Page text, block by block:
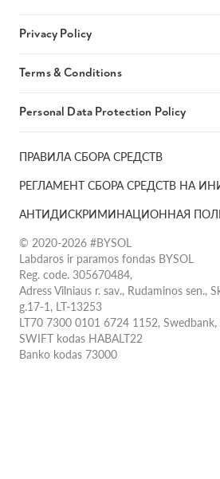
ПРАВИЛА СБОРА СРЕДСТВ
РЕГЛАМЕНТ СБОРА СРЕДСТВ НА
АНТИДИСКРИМИНАЦИОННАЯ
© 2020-2026 #BYSOL
Labdaros ir paramos fondas BYSOL
Reg. code. 305670484,
Adress Vilniaus r. sav., Rudaminos sen.,
g.17-1, LT-13253
LT70 7300 0101 6724 1152, Swedbank,
SWIFT kodas HABALT22
Banko kodas 73000
Privacy Policy
Terms & Conditions
Personal Data Protection Policy